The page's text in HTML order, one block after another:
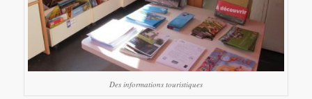
Des informations touristiques